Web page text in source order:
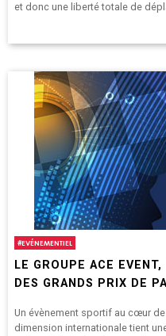
et donc une liberté totale de
#EVÉNEMENTIEL
LE GROUPE ACE
DES GRANDS PRIX DE
Un évènement sportif au cœur
dimension internationale tient